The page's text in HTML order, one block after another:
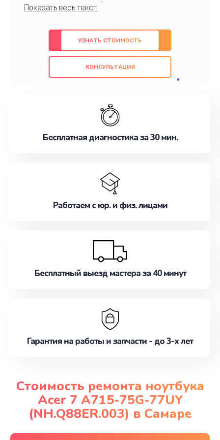
профессионалов с обширными знаниями и
предлагаем быстрый и качественный ремонт с
использованием оригинальных компонентов, а
также гарантируем качество всех
проведенных работ. Наша цель - предоставить
наилучшим образом. Не медлите записаться на
УЗНАТЬ СТОИМОСТЬ
КОНСУЛЬТАЦИЯ
Бесплатная диагностика за 30 мин.
Работаем с юр. и физ. лицами
Бесплатный выезд мастера за 40 минут
Гарантия на работы и запчасти - до 3-х лет
Стоимость ремонта ноутбука
Acer 7 A715-75G-77UY
(NH.Q88ER.003) в Самаре